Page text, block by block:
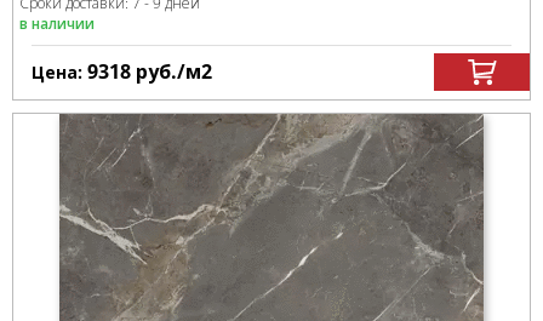
в наличии
Цена: 9318 руб./м2